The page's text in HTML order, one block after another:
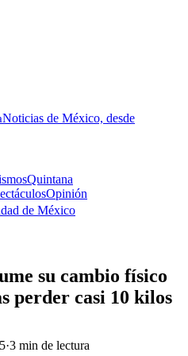
Noticias de México, desde
Quintana
Opinión
de México
su cambio físico
perder casi 10 kilos
·3 min de lectura